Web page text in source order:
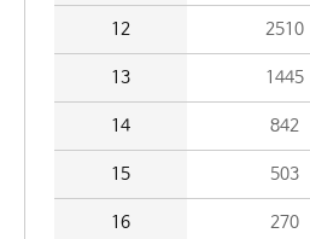
12 2510
13 1445
14 842
15 503
16 270